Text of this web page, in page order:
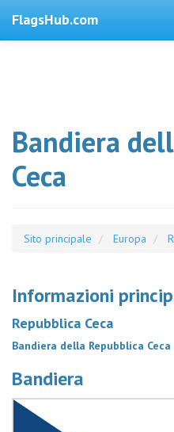
FlagsHub.com
Bandiera
Ceca
Sito principale Europa
Informazioni
Repubblica Ceca
Bandiera della Repubblica Ceca
Bandiera